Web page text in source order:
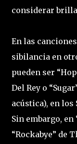
considerar
En las
sibilancia en
pueden ser
Del Rey o
acústica), en los
Sin embargo, en
“Rockabye” de